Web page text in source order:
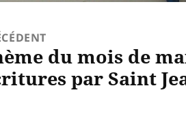
:
du mois de
par Saint